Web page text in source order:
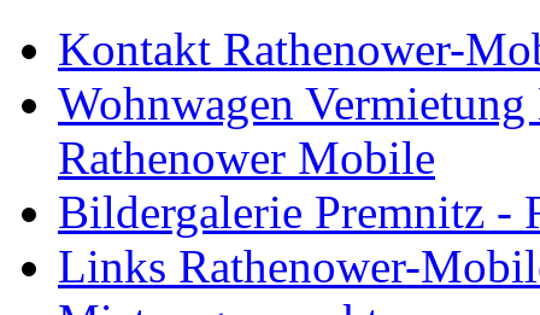
Kontakt Rathenower-
Wohnwagen
Rathenower Mobile
Bildergalerie Premnitz -
Links Rathenower-